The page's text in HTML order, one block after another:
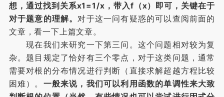
想，通过找到关系x1=1/x，带入f（x）即可，关键在于
对于题意的理解。对于这一问有疑惑的可以查阅前面的
文章，看一下上篇文章。
现在我们来研究一下第三问。这个问题相对较为复
杂。题目规定了恰好有三个零点，对于这类问题，通常
需要对根的分布情况进行判断（直接求解超越方程比较
困难）。 一般来说，我们可以利用函数的单调性来大致